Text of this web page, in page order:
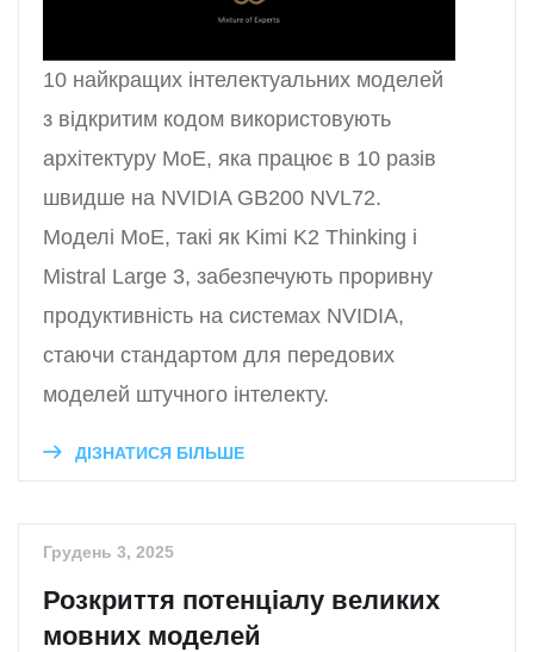
10 найкращих інтелектуальних моделей
з відкритим кодом використовують
архітектуру MoE, яка працює в 10 разів
швидше на NVIDIA GB200 NVL72.
Моделі MoE, такі як Kimi K2 Thinking і
Mistral Large 3, забезпечують проривну
продуктивність на системах NVIDIA,
стаючи стандартом для передових
моделей штучного інтелекту.
ДІЗНАТИСЯ БІЛЬШЕ
Грудень 3, 2025
Розкриття потенціалу великих
мовних моделей